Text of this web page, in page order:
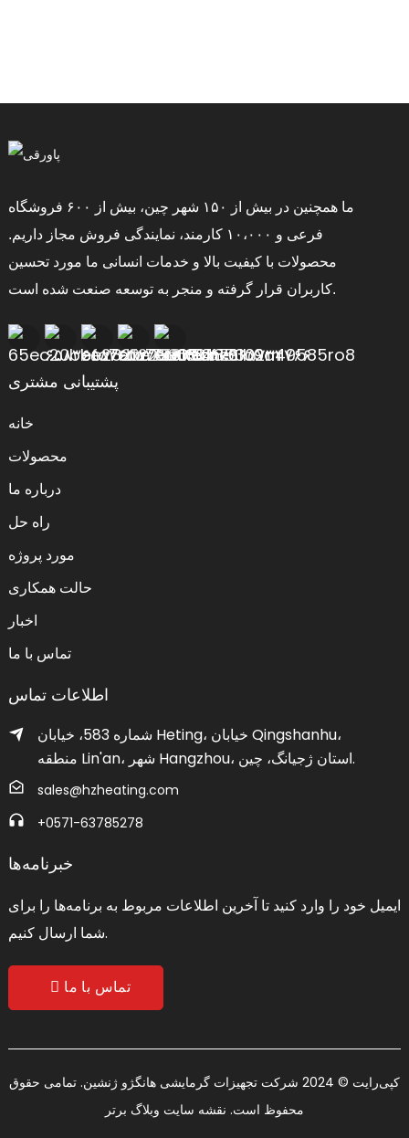
ما همچنین در بیش از ۱۵۰ شهر چین، بیش از ۶۰۰ فروشگاه
فرعی و ۱۰،۰۰۰ کارمند، نمایندگی فروش مجاز داریم.
محصولات با کیفیت بالا و خدمات انسانی ما مورد تحسین
کاربران قرار گرفته و منجر به توسعه صنعت شده است.
پشتیبانی مشتری
خانه
محصولات
درباره ما
راه حل
مورد پروژه
حالت همکاری
اخبار
تماس با ما
اطلاعات تماس
شماره 583، خیابان Heting، خیابان Qingshanhu،
منطقه Lin'an، شهر Hangzhou، استان ژجیانگ، چین.
sales@hzheating.com
‎+0571-63785278‎
خبرنامه‌ها
ایمیل خود را وارد کنید تا آخرین اطلاعات مربوط به برنامه‌ها را برای
شما ارسال کنیم.
تماس با ما
کپی‌رایت © 2024 شرکت تجهیزات گرمایشی هانگژو ژنشین. تمامی حقوق
محفوظ است. نقشه سایت وبلاگ برتر